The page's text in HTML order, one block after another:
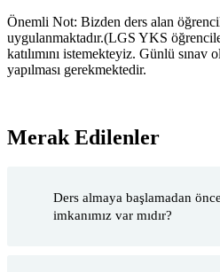
Önemli Not: Bizden ders alan
uygulanmaktadır.(LGS YKS
katılımını istemekteyiz. Günlü
yapılması gerekmektedir.
Merak Edilenler
Ders almaya başlamadan
imkanımız var mıdır?